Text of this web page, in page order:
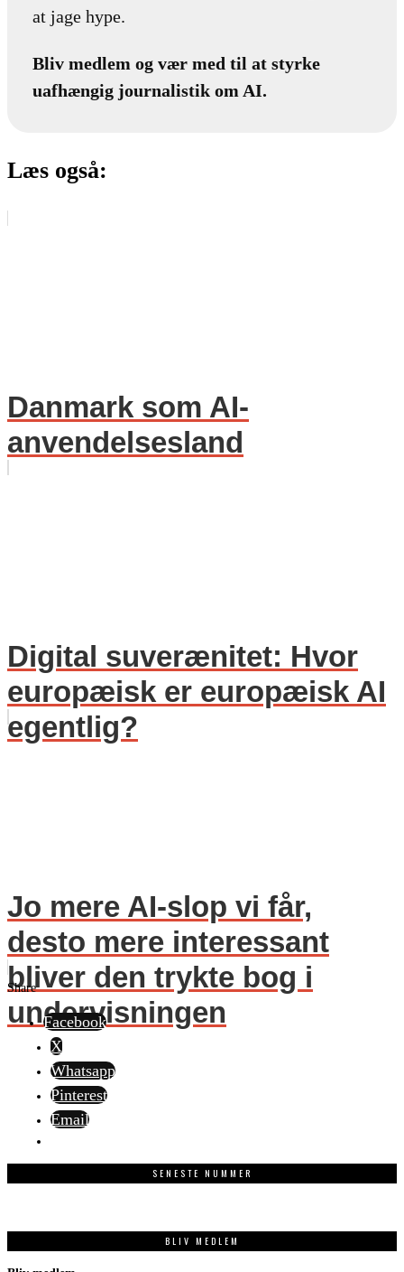
at jage hype.
Bliv medlem og vær med til at styrke
uafhængig journalistik om AI.
Læs også:
Danmark som AI-
anvendelsesland
Digital suverænitet: Hvor
europæisk er europæisk AI
egentlig?
Jo mere AI-slop vi får,
desto mere interessant
bliver den trykte bog i
undervisningen
Share
Facebook
X
Whatsapp
Pinterest
Email
SENESTE NUMMER
BLIV MEDLEM